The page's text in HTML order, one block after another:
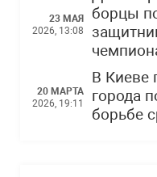
23 МАЯ
2026, 13:08
борцы
20 МАРТА
2026, 19:11
В Киеве
города
борьбе